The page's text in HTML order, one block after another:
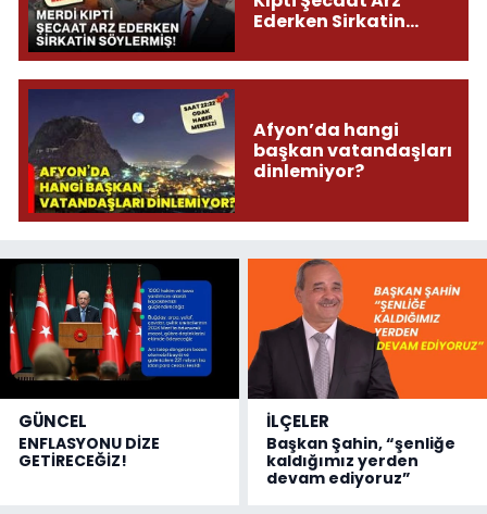
Ederken Sirkatin
Afyon’da hangi
başkan vatandaşları
dinlemiyor?
GÜNCEL
ENFLASYONU DİZE
GETİRECEĞİZ!
İLÇELER
Başkan Şahin, “şenliğe
kaldığımız yerden
devam ediyoruz”